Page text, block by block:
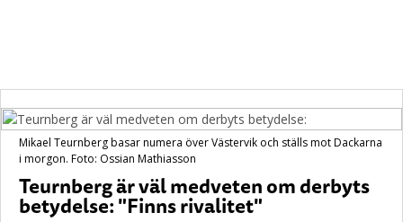
Mikael Teurnberg basar numera över Västervik och ställs mot Dackarna
i morgon. Foto: Ossian Mathiasson
Teurnberg är väl medveten om derbyts
betydelse: "Finns rivalitet"